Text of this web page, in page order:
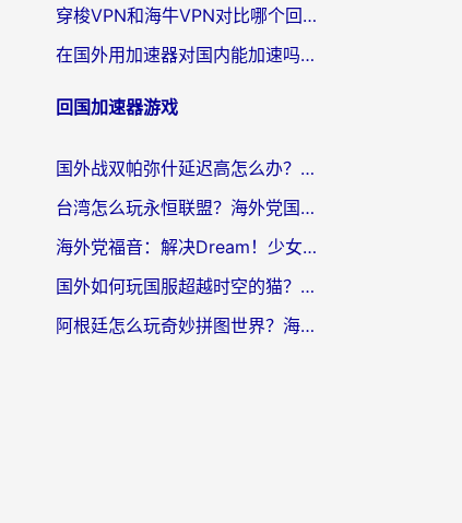
穿梭VPN和海牛VPN对比哪个回国效果更好？海外华人亲测3款热门加速器+避坑指南
在国外用加速器对国内能加速吗？海外党亲测有效的无缝访问指南
回国加速器游戏
国外战双帕弥什延迟高怎么办？2026海外畅玩国服游戏终极指南（附实测工具推荐）
台湾怎么玩永恒联盟？海外党国服游戏加速器选择全攻略（附3大热门游戏实测）
海外党福音：解决Dream！少女乐团派对！国外延迟的实用指南，附北美英国游戏加速方案
国外如何玩国服超越时空的猫？2026海外党必看的加速器选择指南
阿根廷怎么玩奇妙拼图世界？海外玩家国服游戏加速全攻略（附帕斯卡契约战舰少女解决方案）